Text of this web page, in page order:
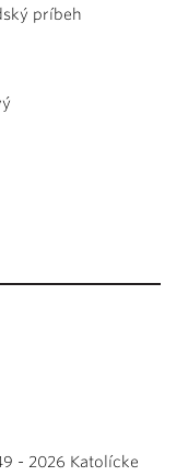
príbeh
- 2026 Katolícke